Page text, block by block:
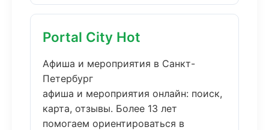
Portal City Hot
Афиша и мероприятия в Санкт-
Петербург
афиша и мероприятия онлайн: поиск,
карта, отзывы. Более 13 лет
помогаем ориентироваться в